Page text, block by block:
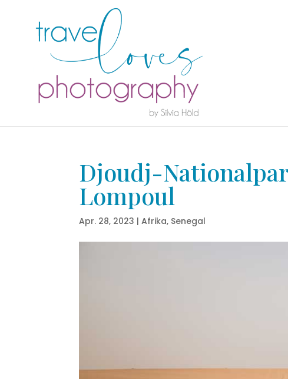
Djoudj-
Lompoul
Apr. 28, 2023 |Afrika, Senegal